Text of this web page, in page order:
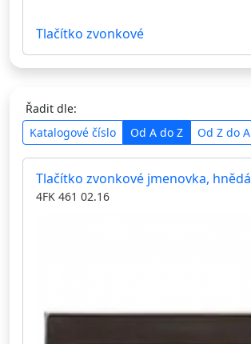
Tlačítko zvonkové
Řadit dle:
Katalogové číslo
Od A do Z Od Z do A
Tlačítko zvonkové jmenovka, hnědá
4FK 461 02.16